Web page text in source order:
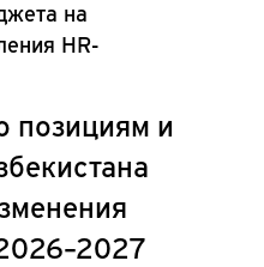
позициям и
на
HR-